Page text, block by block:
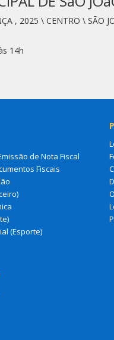
, 2025 \ CENTRO \ SÃO
14h
de Nota Fiscal
Fiscais
(Esporte)